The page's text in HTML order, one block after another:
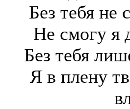
Без тебя не
Не смогу я
Без тебя
Я в плену